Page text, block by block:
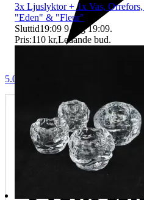
5.0
3x Ljuslyktor + 1x Vas,
"Eden" & "Fleur"
Sluttid19:09 9 aug 19:09.
Pris:110 kr,Ledande bud.